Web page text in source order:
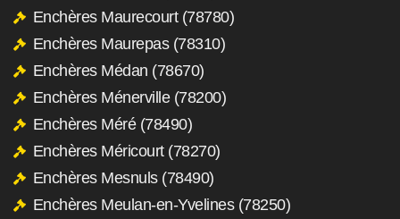
Enchères Maurecourt (78780)
Enchères Maurepas (78310)
Enchères Médan (78670)
Enchères Ménerville (78200)
Enchères Méré (78490)
Enchères Méricourt (78270)
Enchères Mesnuls (78490)
Enchères Meulan-en-Yvelines (78250)